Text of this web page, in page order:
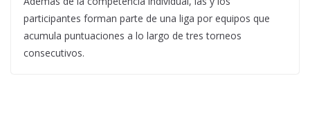
participantes forman parte de una liga por equipos que
acumula puntuaciones a lo largo de tres torneos
consecutivos.